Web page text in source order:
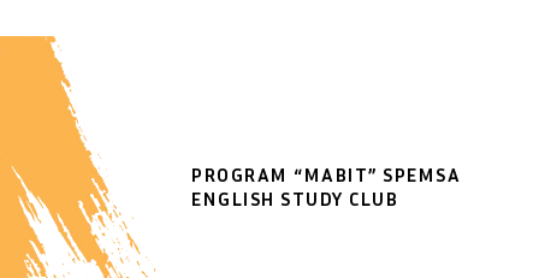
PROGRAM “MABIT” SPEMSA
ENGLISH STUDY CLUB